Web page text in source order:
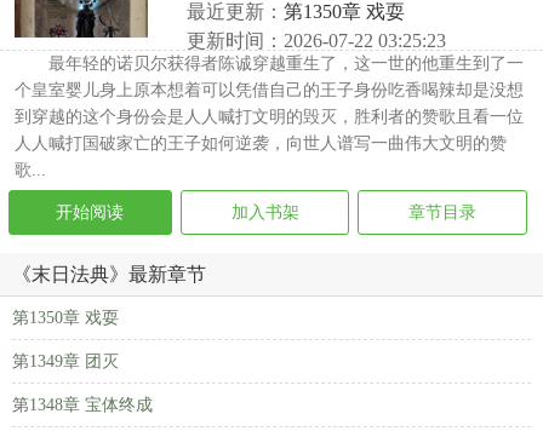
最近更新： 第1350章 戏耍
更新时间：2026-07-22 03:25:23
最年轻的诺贝尔获得者陈诚穿越重生了，这一世的他重生到了一
个皇室婴儿身上原本想着可以凭借自己的王子身份吃香喝辣却是没想
到穿越的这个身份会是人人喊打文明的毁灭，胜利者的赞歌且看一位
人人喊打国破家亡的王子如何逆袭，向世人谱写一曲伟大文明的赞
歌...
开始阅读 加入书架 章节目录
《末日法典》最新章节
第1350章 戏耍
第1349章 团灭
第1348章 宝体终成